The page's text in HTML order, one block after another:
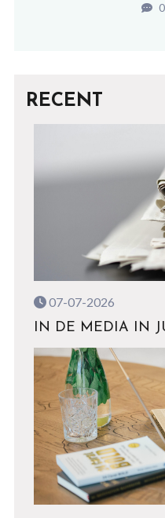
RECENT
07-07-2026
IN DE MEDIA IN